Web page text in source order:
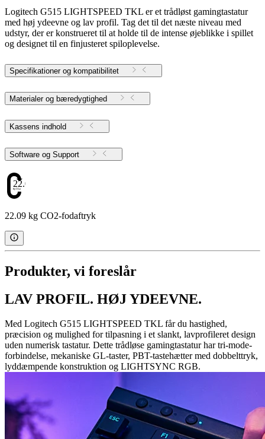
Logitech G515 LIGHTSPEED TKL er et trådløst gamingtastatur
med høj ydeevne og lav profil. Tag det til det næste niveau med
udstyr, der er konstrueret til at holde til de intense øjeblikke i spillet
og designet til en finjusteret spiloplevelse.
Specifikationer og kompatibilitet
Materialer og bæredygtighed
Kassens indhold
Software og Support
22.09
22.09 kg CO2-fodaftryk
Produkter, vi foreslår
LAV PROFIL. HØJ YDEEVNE.
Med Logitech G515 LIGHTSPEED TKL får du hastighed,
præcision og mulighed for tilpasning i et slankt, lavprofileret design
uden numerisk tastatur. Dette trådløse gamingtastatur har tri-mode-
forbindelse, mekaniske GL-taster, PBT-tastehætter med dobbelttryk,
lyddæmpende konstruktion og LIGHTSYNC RGB.